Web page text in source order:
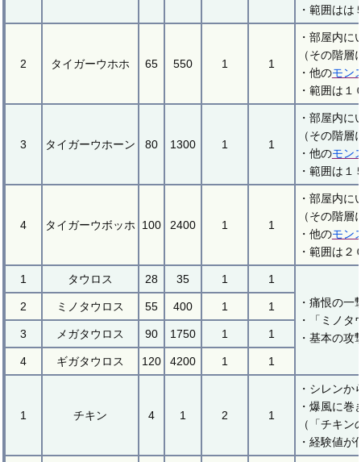
・範囲は
2 タイガーウホホ 65 550 1 1
・部屋内に
（その階層
・他のモン
・範囲は
3 タイガーウホーン 80 1300 1 1
・部屋内に
（その階層
・他のモン
・範囲は
4 タイガーウボッホ 100 2400 1 1
・部屋内に
（その階層
・他のモン
・範囲は
1 タウロス 28 35 1
1
・痛恨の
・「ミノ
・基本の
2 ミノタウロス 55 400 1 1
3 メガタウロス 90 1750 1 1
4 ギガタウロス 120 4200 1 1
1 チキン 4 1 2 1
・シレンか
・爆風に
（「チキ
・経験値